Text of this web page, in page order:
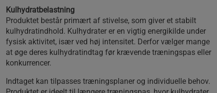
Kulhydratbelastning
Produktet består primært af stivelse, som giver et stabilt
kulhydratindhold. Kulhydrater er en vigtig energikilde under
fysisk aktivitet, især ved høj intensitet. Derfor vælger mange
at øge deres kulhydratindtag før krævende træningspas eller
konkurrencer.
Indtaget kan tilpasses træningsplaner og individuelle behov.